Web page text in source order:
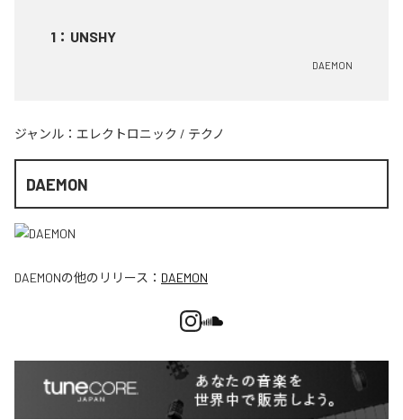
1 ： UNSHY
DAEMON
ジャンル： エレクトロニック / テクノ
DAEMON
DAEMONの他のリリース： DAEMON